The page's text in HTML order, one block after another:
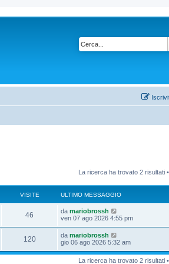
La ricerca ha trovato 2 risultati
VISITE ULTIMO MESSAGGIO
46 da mariobrossh
ven 07 ago 2026 4:55 pm
120 da mariobrossh
gio 06 ago 2026 5:32 am
La ricerca ha trovato 2 risultati